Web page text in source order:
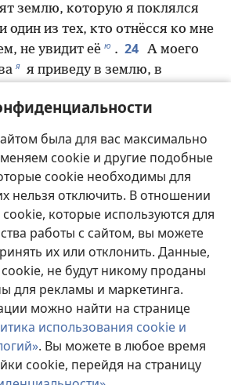
была для вас максимально
cookie и другие подобные
cookie необходимы для
нельзя отключить. В отношении
которые используются для
работы с сайтом, вы можете
их или отклонить. Данные,
не будут никому проданы
для рекламы и маркетинга.
можно найти на странице
использования cookie и
. Вы можете в любое время
cookie, перейдя на страницу
землю, которую я поклялся
один из тех, кто отнёсся ко мне
не увидит её ю . 24 А моего
я я приведу в землю, в
другой настрой и он от всего
мне
б , поэтому завтра
в пустыню по дороге, ведущей
».
сказал Моисею и Ааро́ну: 27
злой народ будет роптать на
как израильтяне ропщут на
им: „Так говорит Иегова:
чём вы говорили, то я вам и
трупы останутся в этой
всех, кто прошёл перепись,
кто роптал на меня з . 30
в землю, которую я